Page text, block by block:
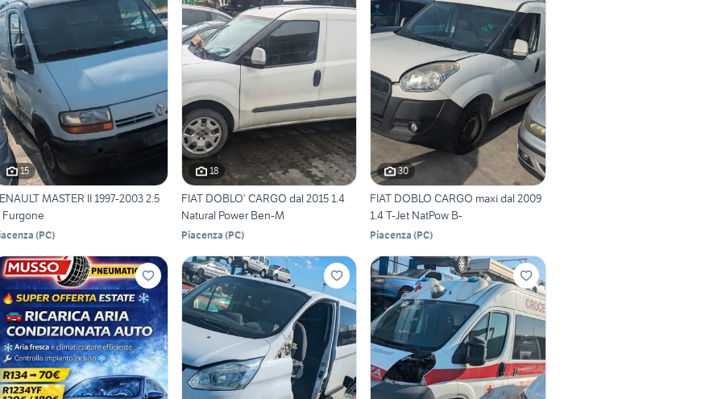
15
MASTER II 1997-2003 2.5
Furgone
(PC)
18
FIAT DOBLO’ CARGO dal 2015 1.4
Natural Power Ben-M
Piacenza (PC)
30
FIAT DOBLO CARGO maxi dal 2009
1.4 T-Jet NatPow B-
Piacenza (PC)